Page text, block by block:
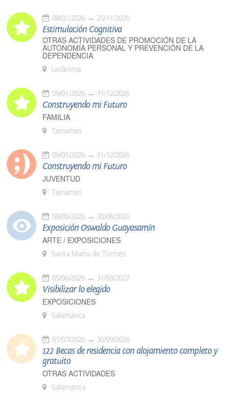
08/01/2026 26/11/2026
Estimulación Cognitiva
OTRAS ACTIVIDADES DE PROMOCIÓN DE LA
AUTONOMÍA PERSONAL Y PREVENCIÓN DE LA
DEPENDENCIA
Ledesma
09/01/2026 31/12/2026
Construyendo mi Futuro
FAMILIA
Tamames
09/01/2026 31/12/2026
Construyendo mi Futuro
JUVENTUD
Tamames
08/05/2026 30/08/2026
Exposición Oswaldo Guayasamín
ARTE / EXPOSICIONES
Santa Marta de Tormes
05/06/2026 31/03/2027
Visibilizar lo elegido
EXPOSICIONES
Salamanca
01/07/2026 30/09/2026
122 Becas de residencia con alojamiento completo y
gratuito
OTRAS ACTIVIDADES
Salamanca